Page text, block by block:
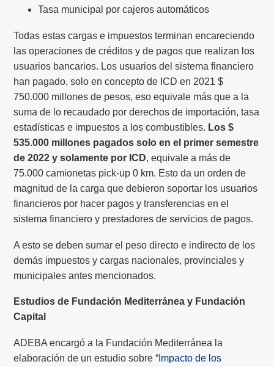
Tasa municipal por cajeros automáticos
Todas estas cargas e impuestos terminan encareciendo
las operaciones de créditos y de pagos que realizan los
usuarios bancarios. Los usuarios del sistema financiero
han pagado, solo en concepto de ICD en 2021 $
750.000 millones de pesos, eso equivale más que a la
suma de lo recaudado por derechos de importación, tasa
estadísticas e impuestos a los combustibles. Los $
535.000 millones pagados solo en el primer semestre
de 2022 y solamente por ICD, equivale a más de
75.000 camionetas pick-up 0 km. Esto da un orden de
magnitud de la carga que debieron soportar los usuarios
financieros por hacer pagos y transferencias en el
sistema financiero y prestadores de servicios de pagos.
A esto se deben sumar el peso directo e indirecto de los
demás impuestos y cargas nacionales, provinciales y
municipales antes mencionados.
Estudios de Fundación Mediterránea y Fundación
Capital
ADEBA encargó a la Fundación Mediterránea la
elaboración de un estudio sobre“ Impacto de los